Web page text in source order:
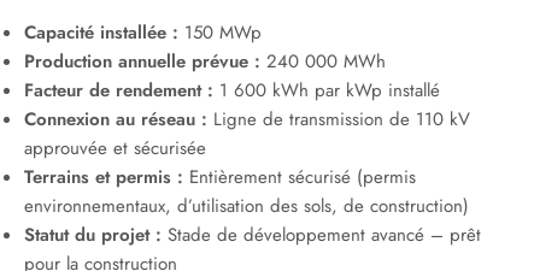
Capacité installée : 150 MWp
Production annuelle prévue : 240 000 MWh
Facteur de rendement : 1 600 kWh par kWp installé
Connexion au réseau : Ligne de transmission de 110 kV
approuvée et sécurisée
Terrains et permis : Entièrement sécurisé (permis
environnementaux, d’utilisation des sols, de construction)
Statut du projet : Stade de développement avancé – prêt
pour la construction